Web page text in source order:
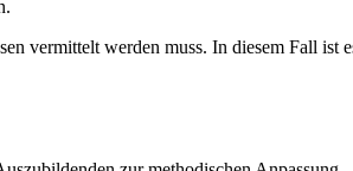
vermittelt werden muss. In diesem Fall